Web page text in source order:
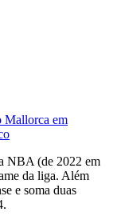
Mallorca em
NBA (de 2022 em
da liga. Além
e soma duas